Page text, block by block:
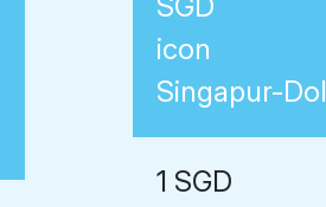
Singapur-
1 SGD